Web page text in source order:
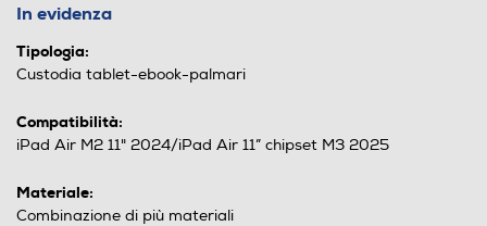
In evidenza
Tipologia:
Custodia tablet-ebook-palmari
Compatibilità:
iPad Air M2 11" 2024/iPad Air 11” chipset M3 2025
Materiale:
Combinazione di più materiali